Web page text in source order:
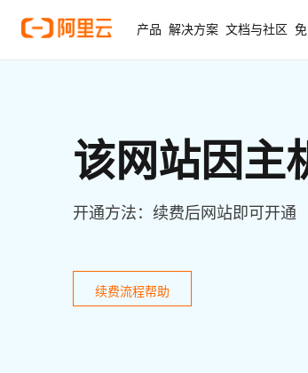
产品 解决方案 文档与社区
该网站因主
开通方法：续费后网站即可开通
续费流程帮助